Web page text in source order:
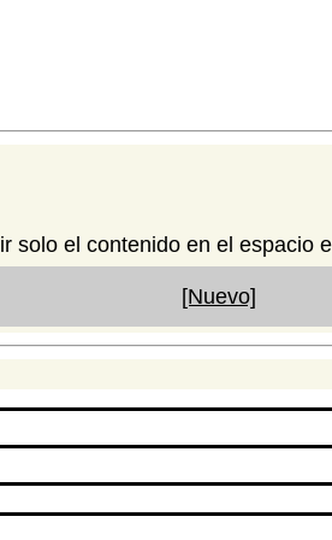
solo el contenido en el espacio
[Nuevo]